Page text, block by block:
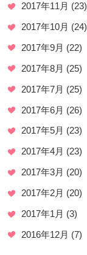
2017年11月 (23)
2017年10月 (24)
2017年9月 (22)
2017年8月 (25)
2017年7月 (25)
2017年6月 (26)
2017年5月 (23)
2017年4月 (23)
2017年3月 (20)
2017年2月 (20)
2017年1月 (3)
2016年12月 (7)